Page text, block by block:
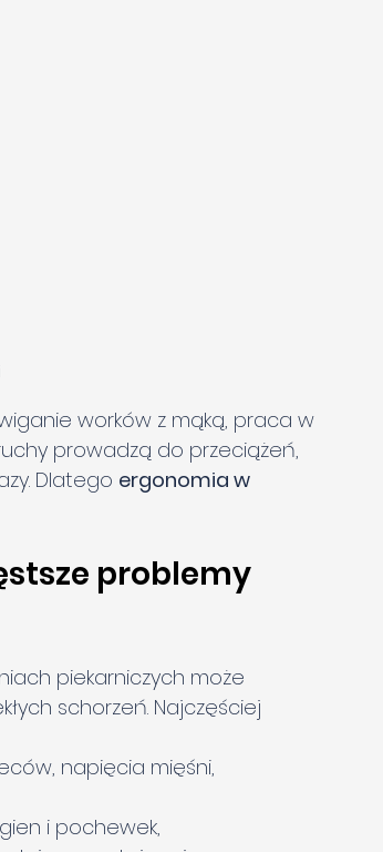
worków z mąką, praca w
prowadzą do przeciążeń,
Dlatego ergonomia w
problemy
piekarniczych może
schorzeń. Najczęściej
napięcia mięśni,
i pochewek,